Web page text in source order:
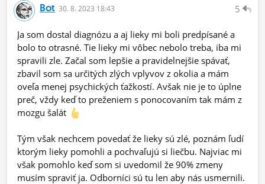
5
Bot 30. 8. 2023 18:43
Ja som dostal diagnózu a aj lieky mi boli predpísané a
bolo to otrasné. Tie lieky mi vôbec nebolo treba, iba mi
spravili zle. Začal som lepšie a pravidelnejšie spávať,
zbavil som sa určitých zlých vplyvov z okolia a mám
oveľa menej psychických ťažkostí. Avšak nie je to úplne
preč, vždy keď to preženiem s ponocovaním tak mám z
mozgu šalát
Tým však nechcem povedať že lieky sú zlé, poznám ľudí
ktorým lieky pomohli a pochvaľujú si liečbu. Najviac mi
však pomohlo keď som si uvedomil že 90% zmeny
musím spraviť ja. Odborníci sú tu len aby nás usmernili.